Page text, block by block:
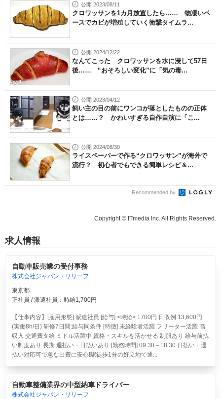
公開 2023/08/11
クロワッサンを1カ月放置したら…… 物凄いペ
ースでカビが増殖していく衝撃タイムラ...
公開 2024/12/22
なんてこった クロワッサンを水に浸して57日
後…… “おそろしい変化”に「気の毒...
公開 2023/04/12
飼い主の目の前にワンコが落としたものの正体
とは……？ かわいすぎる自作自演に「こ...
公開 2024/08/30
ライスペーパーで作る“クロワッサン”が海外で
流行？ 初心者でもできる簡単レシピ＆...
Recommended by
Copyright © ITmedia Inc. All Rights Reserved.
求人情報
自動車販売業の受付事務
株式会社ジャパン・リリーフ
東京都
正社員 / 派遣社員：時給1,700円
【仕事内容】[雇用形態] 派遣社員 [給与] <時給> 1700円 日収例:13,600円
(実働8h/日) 研修7日間:給与同条件 [特徴] 未経験者活躍 フリーター活躍 高
収入 交通費支給 ミドル活躍中 資格・スキルを活かせる 制服あり 給与前払
い制度あり 長期 週払い・日払いあり [勤務時間] 09:30～18:30 日払い・週
払い対応可で急な出費に安心!駅徒歩1分の好立地で通...
自動車整備業界の中型納車ドライバー
株式会社ジャパン・リリーフ